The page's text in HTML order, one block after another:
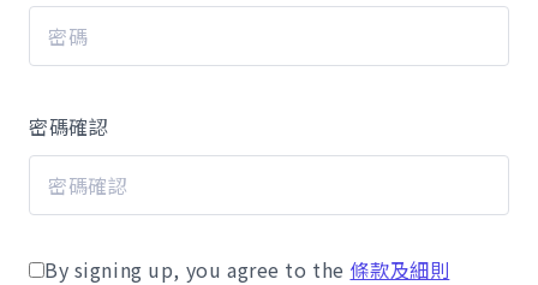
密碼確認
By signing up, you agree to the 條款及細則